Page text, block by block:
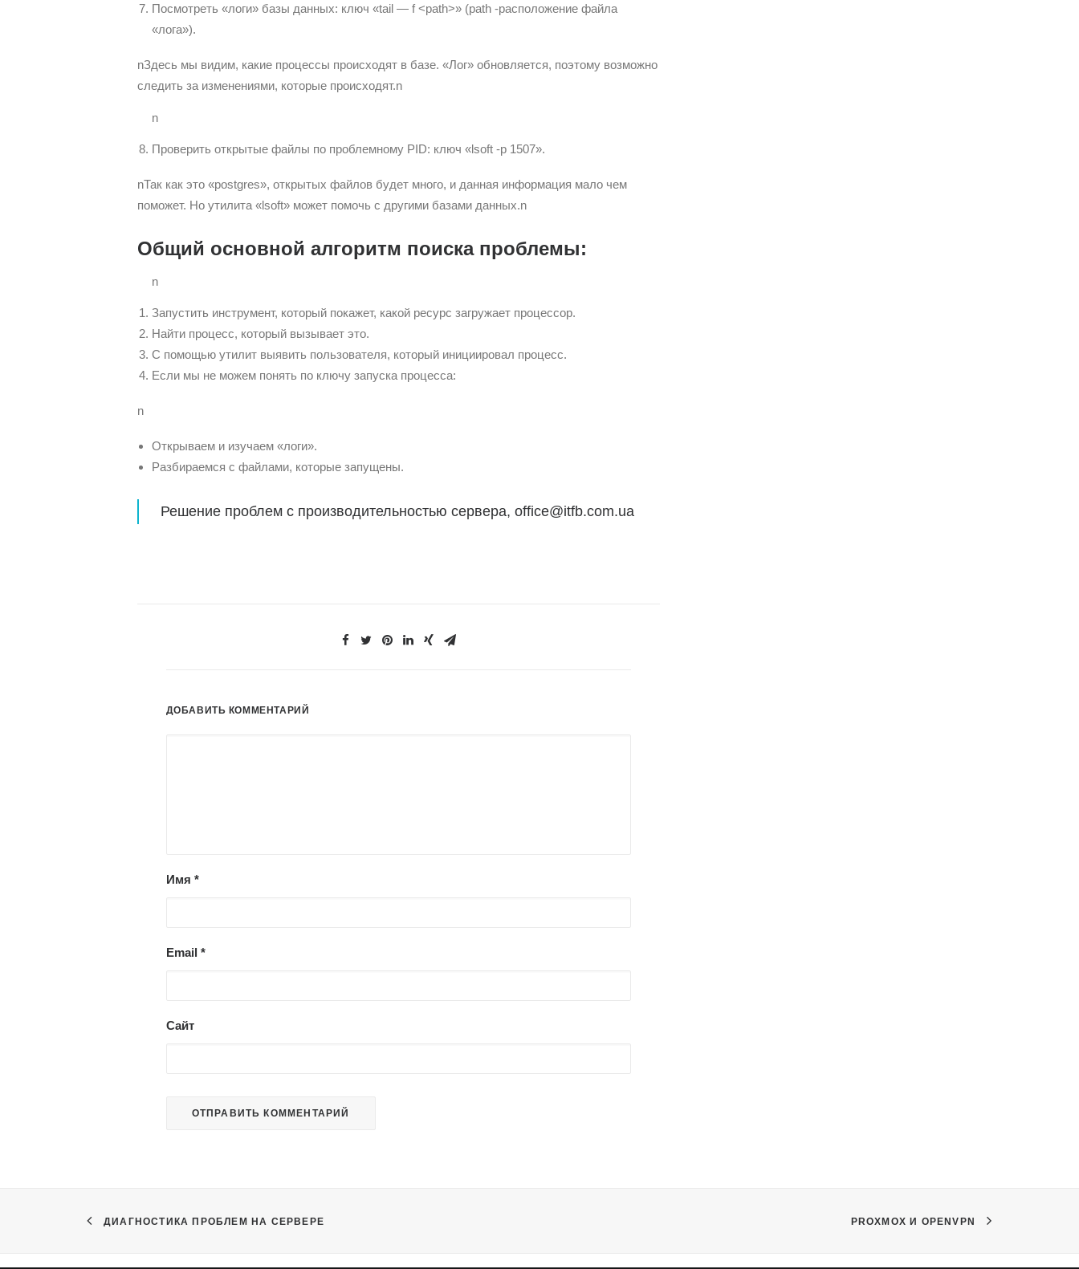
Посмотреть «логи» базы данных: ключ «tail — f <path>» (path -расположение файла
«лога»).
nЗдесь мы видим, какие процессы происходят в базе. «Лог» обновляется, поэтому возможно
следить за изменениями, которые происходят.n
n
Проверить открытые файлы по проблемному PID: ключ «lsoft -p 1507».
nТак как это «postgres», открытых файлов будет много, и данная информация мало чем
поможет. Но утилита «lsoft» может помочь с другими базами данных.n
Общий основной алгоритм поиска проблемы:
n
Запустить инструмент, который покажет, какой ресурс загружает процессор.
Найти процесс, который вызывает это.
С помощью утилит выявить пользователя, который инициировал процесс.
Если мы не можем понять по ключу запуска процесса:
n
Открываем и изучаем «логи».
Разбираемся с файлами, которые запущены.
Решение проблем с производительностью сервера, office@itfb.com.ua
ДОБАВИТЬ КОММЕНТАРИЙ
Имя *
Email *
Сайт
ДИАГНОСТИКА ПРОБЛЕМ НА СЕРВЕРЕ PROXMOX И OPENVPN